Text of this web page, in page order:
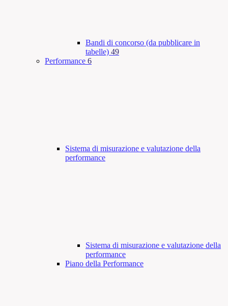
Bandi di concorso (da pubblicare in
tabelle) 49
Performance 6
Sistema di misurazione e valutazione della
performance
Sistema di misurazione e valutazione della
performance
Piano della Performance